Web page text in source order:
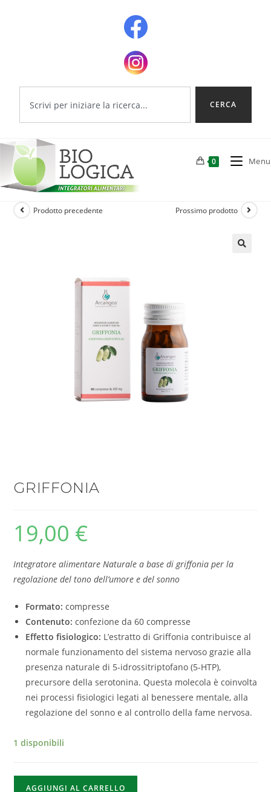
CERCA
0 Menu
Prodotto precedente Prossimo prodotto
GRIFFONIA
19,00 €
Integratore alimentare Naturale a base di griffonia per la
regolazione del tono dell’umore e del sonno
Formato:compresse
Contenuto: confezione da 60 compresse
Effetto fisiologico: L’estratto di Griffonia contribuisce al
normale funzionamento del sistema nervoso grazie alla
presenza naturale di 5-idrossitriptofano (5-HTP),
precursore della serotonina. Questa molecola è coinvolta
nei processi fisiologici legati al benessere mentale, alla
regolazione del sonno e al controllo della fame nervosa.
1 disponibili
AGGIUNGI AL CARRELLO